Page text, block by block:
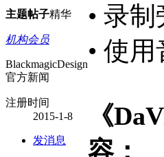
主题帖子精华
机构会员
BlackmagicDesign
官方新闻
注册时间
2015-1-8
发消息
• 录
• 使
《
容：